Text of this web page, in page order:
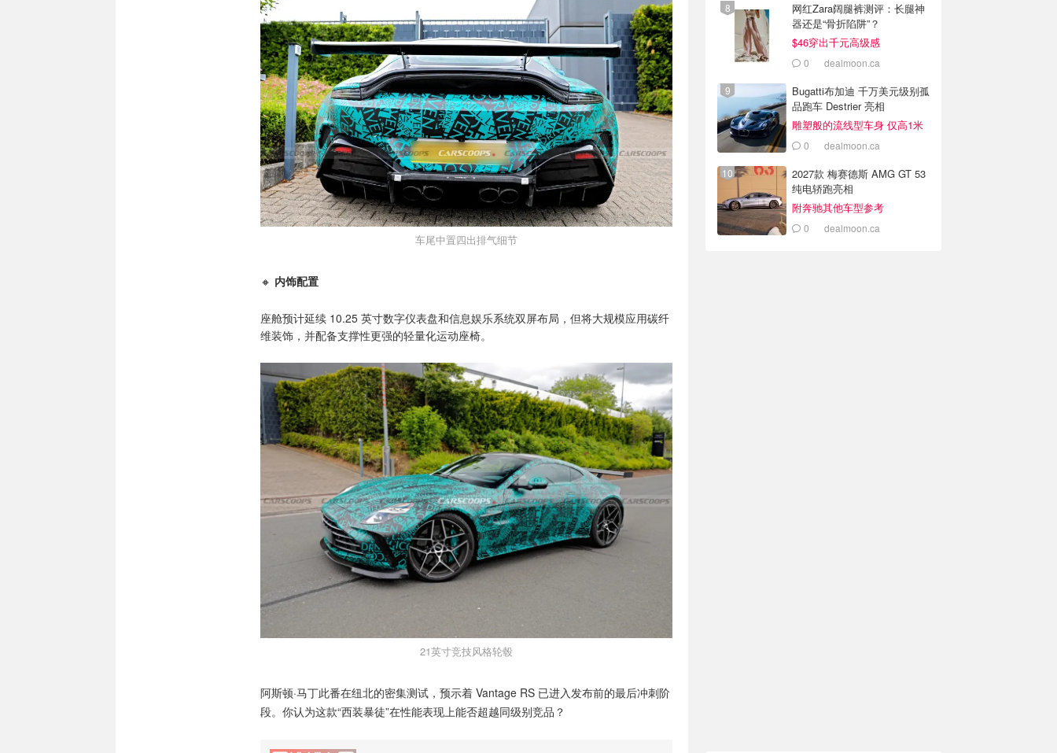
车尾中置四出排气细节
🔸 内饰配置
座舱预计延续 10.25 英寸数字仪表盘和信息娱乐系统双屏布局，但将大规模应用碳纤
维装饰，并配备支撑性更强的轻量化运动座椅。
21英寸竞技风格轮毂
阿斯顿·马丁此番在纽北的密集测试，预示着 Vantage RS 已进入发布前的最后冲刺阶
段。你认为这款“西装暴徒”在性能表现上能否超越同级别竞品？
网红Zara阔腿裤测评：长腿神
器还是“骨折陷阱”？
$46穿出千元高级感
0 dealmoon.ca
Bugatti布加迪 千万美元级别孤
品跑车 Destrier 亮相
雕塑般的流线型车身 仅高1米
0 dealmoon.ca
2027款 梅赛德斯 AMG GT 53
纯电轿跑亮相
附奔驰其他车型参考
0 dealmoon.ca